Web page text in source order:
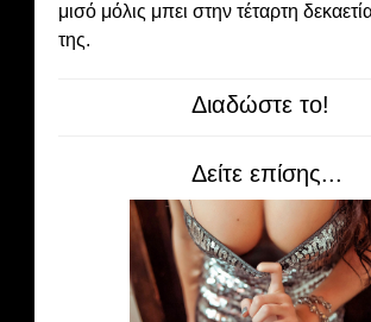
μισό μόλις μπει στην τέταρτη
της.
Διαδώστε το!
Δείτε επίσης...